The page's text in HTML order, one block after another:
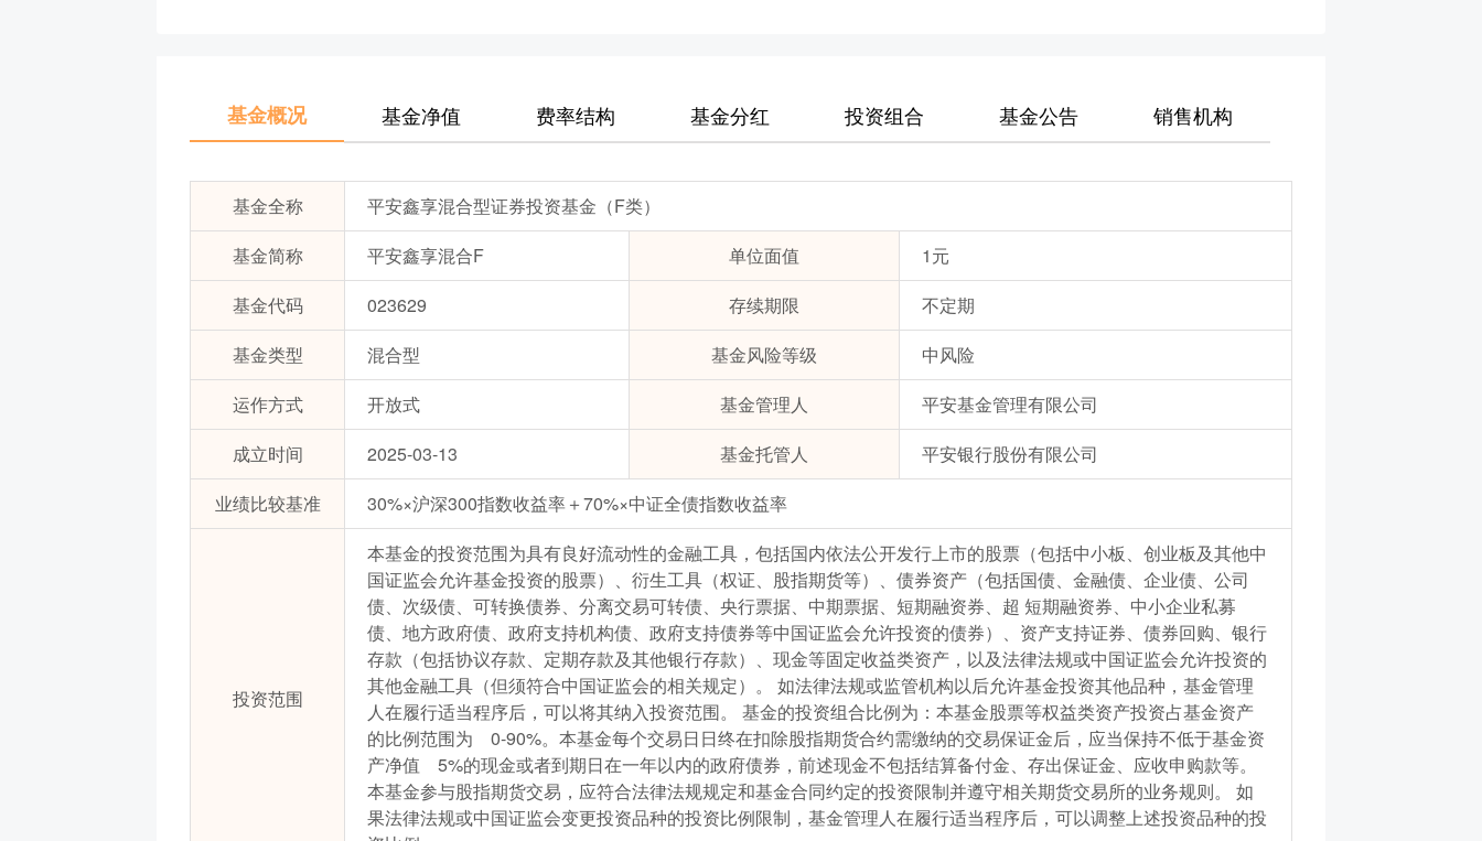
基金概况 基金净值 费率结构 基金分红 投资组合 基金公告 销售机构
基金全称
平安鑫享混合型证券投资基金（F类）
基金简称
平安鑫享混合F 单位面值
1元
基金代码
023629 存续期限
不定期
基金类型
混合型 基金风险等级
中风险
运作方式
开放式 基金管理人
平安基金管理有限公司
成立时间
2025-03-13 基金托管人
平安银行股份有限公司
业绩比较基准
30%×沪深300指数收益率＋70%×中证全债指数收益率
投资范围
本基金的投资范围为具有良好流动性的金融工具，包括国内依法公开发行上市的股票（包括中小板、创业板及其他中
国证监会允许基金投资的股票）、衍生工具（权证、股指期货等）、债券资产（包括国债、金融债、企业债、公司
债、次级债、可转换债券、分离交易可转债、央行票据、中期票据、短期融资券、超 短期融资券、中小企业私募
债、地方政府债、政府支持机构债、政府支持债券等中国证监会允许投资的债券）、资产支持证券、债券回购、银行
存款（包括协议存款、定期存款及其他银行存款）、现金等固定收益类资产，以及法律法规或中国证监会允许投资的
其他金融工具（但须符合中国证监会的相关规定）。 如法律法规或监管机构以后允许基金投资其他品种，基金管理
人在履行适当程序后，可以将其纳入投资范围。 基金的投资组合比例为：本基金股票等权益类资产投资占基金资产
的比例范围为 0-90%。本基金每个交易日日终在扣除股指期货合约需缴纳的交易保证金后，应当保持不低于基金资
产净值 5%的现金或者到期日在一年以内的政府债券，前述现金不包括结算备付金、存出保证金、应收申购款等。
本基金参与股指期货交易，应符合法律法规规定和基金合同约定的投资限制并遵守相关期货交易所的业务规则。 如
果法律法规或中国证监会变更投资品种的投资比例限制，基金管理人在履行适当程序后，可以调整上述投资品种的投